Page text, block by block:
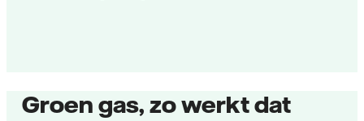
Groen gas, zo werkt dat